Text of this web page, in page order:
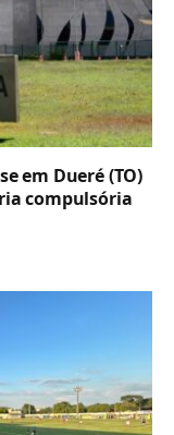
em Dueré (TO)
compulsória